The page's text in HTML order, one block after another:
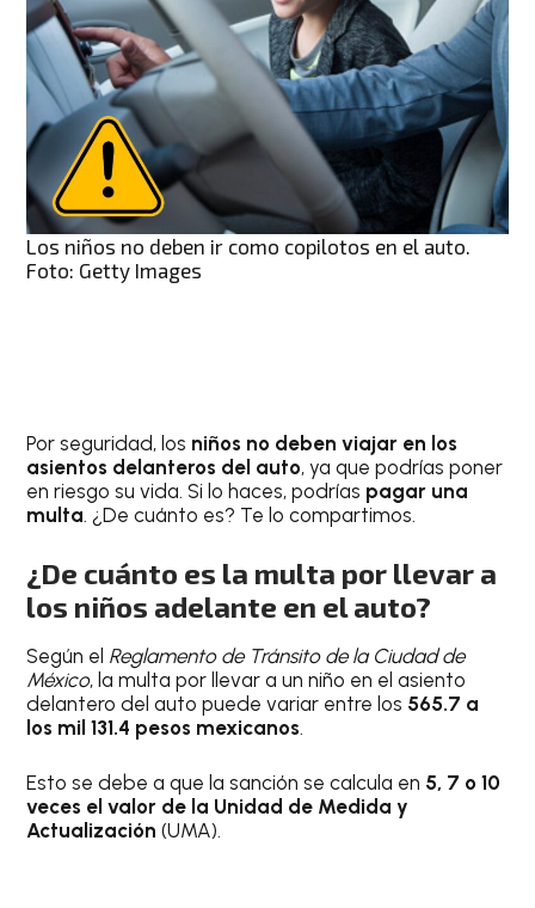
Los niños no deben ir como copilotos en el auto.
Foto: Getty Images
Por seguridad, los niños no deben viajar en los
asientos delanteros del auto, ya que podrías poner
en riesgo su vida. Si lo haces, podrías pagar una
multa. ¿De cuánto es? Te lo compartimos.
¿De cuánto es la multa por llevar a
los niños adelante en el auto?
Según el Reglamento de Tránsito de la Ciudad de
México, la multa por llevar a un niño en el asiento
delantero del auto puede variar entre los 565.7 a
los mil 131.4 pesos mexicanos.
Esto se debe a que la sanción se calcula en 5, 7 o 10
veces el valor de la Unidad de Medida y
Actualización (UMA).